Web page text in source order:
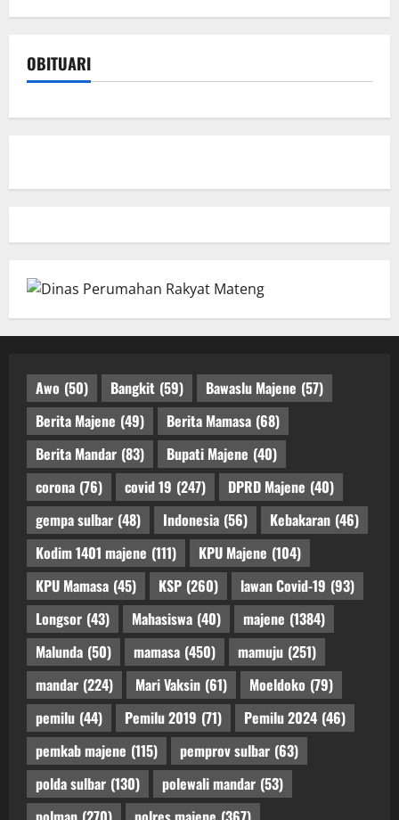
OBITUARI
Awo (50) Bangkit (59) Bawaslu Majene (57)
Berita Majene (49) Berita Mamasa (68)
Berita Mandar (83) Bupati Majene (40)
corona (76) covid 19 (247) DPRD Majene (40)
gempa sulbar (48) Indonesia (56) Kebakaran (46)
Kodim 1401 majene (111) KPU Majene (104)
KPU Mamasa (45) KSP (260) lawan Covid-19 (93)
Longsor (43) Mahasiswa (40) majene (1384)
Malunda (50) mamasa (450) mamuju (251)
mandar (224) Mari Vaksin (61) Moeldoko (79)
pemilu (44) Pemilu 2019 (71) Pemilu 2024 (46)
pemkab majene (115) pemprov sulbar (63)
polda sulbar (130) polewali mandar (53)